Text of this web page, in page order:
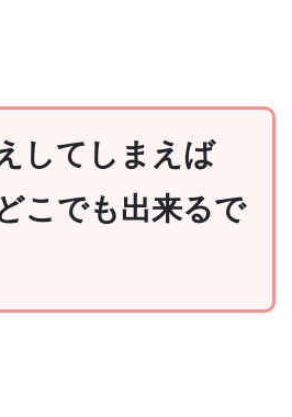
してしまえば
こでも出来るで